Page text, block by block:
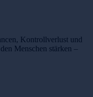
Kontrollverlust und
Menschen stärken –